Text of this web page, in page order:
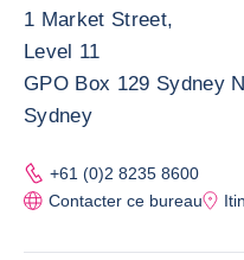
1 Market Street,
Level 11
GPO Box 129 Sydney
Sydney
+61 (0)2 8235 8600
Contacter ce bureau